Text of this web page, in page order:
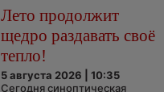
Лето продолжит
щедро раздавать своё
тепло!
5 августа 2026 | 10:35
Сегодня синоптическая